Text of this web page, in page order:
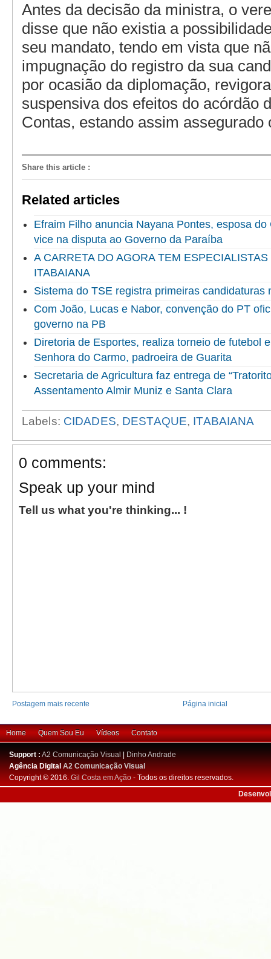
Antes da decisão da ministra, o
disse que não existia a
seu mandato, tendo em vista que
impugnação do registro da sua
por ocasião da diplomação,
suspensiva dos efeitos do acórdão
Contas, estando assim assegurado
Share this article :
Related articles
Efraim Filho anuncia Nayana Pontes, esposa
vice na disputa ao Governo da Paraíba
A CARRETA DO AGORA TEM
ITABAIANA
Sistema do TSE registra primeiras candidaturas
Com João, Lucas e Nabor, convenção do PT
governo na PB
Diretoria de Esportes, realiza torneio de futebol
Senhora do Carmo, padroeira de Guarita
Secretaria de Agricultura faz entrega de
Assentamento Almir Muniz e Santa Clara
Labels: CIDADES, DESTAQUE, ITABAIANA
0 comments:
Speak up your mind
Tell us what you're thinking... !
Postagem mais recente Página inicial
Home Quem Sou Eu Vídeos Contato
Support : A2 Comunicação Visual | Dinho Andrade
Agência DigitalA2 Comunicação Visual
Copyright © 2016. Gil Costa em Ação - Todos os direitos reservados.